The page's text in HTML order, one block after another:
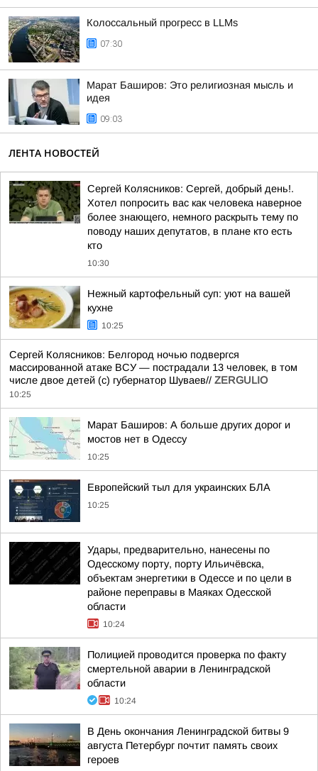
Колоссальный прогресс в LLMs
07:30
Марат Баширов: Это религиозная мысль и
идея
09:03
ЛЕНТА НОВОСТЕЙ
Сергей Колясников: Сергей, добрый день!.
Хотел попросить вас как человека наверное
более знающего, немного раскрыть тему по
поводу наших депутатов, в плане кто есть
кто
10:30
Нежный картофельный суп: уют на вашей
кухне
10:25
Сергей Колясников: Белгород ночью подвергся
массированной атаке ВСУ — пострадали 13 человек, в том
числе двое детей (c) губернатор Шуваев// ZERGULIO
10:25
Марат Баширов: А больше других дорог и
мостов нет в Одессу
10:25
Европейский тыл для украинских БЛА
10:25
Удары, предварительно, нанесены по
Одесскому порту, порту Ильичёвска,
объектам энергетики в Одессе и по цели в
районе переправы в Маяках Одесской
области
10:24
Полицией проводится проверка по факту
смертельной аварии в Ленинградской
области
10:24
В День окончания Ленинградской битвы 9
августа Петербург почтит память своих
героев